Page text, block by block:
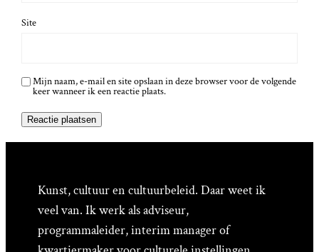
Site
Mijn naam, e-mail en site opslaan in deze browser voor de volgende
keer wanneer ik een reactie plaats.
Kunst, cultuur en cultuurbeleid. Daar weet ik
veel van. Ik werk als adviseur,
programmaleider, interim manager of